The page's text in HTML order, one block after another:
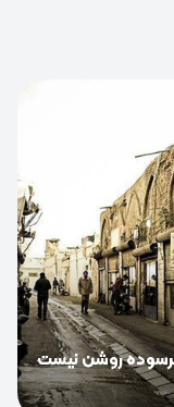
روشن نیست